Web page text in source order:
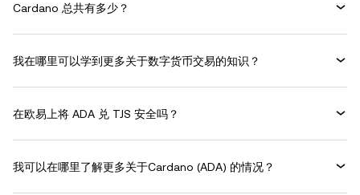
Cardano 总共有多少？
我在哪里可以学到更多关于数字货币交易的知识？
在欧易上将 ADA 兑 TJS 安全吗？
我可以在哪里了解更多关于Cardano (ADA) 的情况？